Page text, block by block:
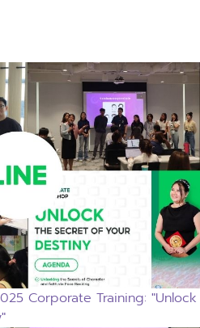
Corporate Training: "Unlock